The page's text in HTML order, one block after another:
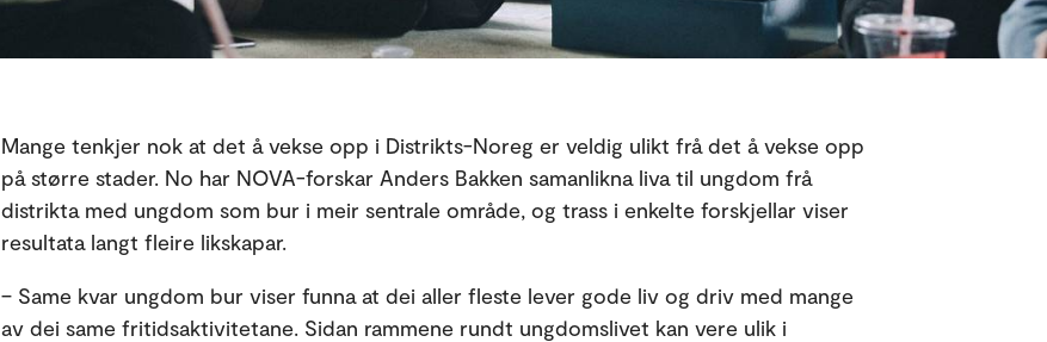
Mange tenkjer nok at det å vekse opp i Distrikts-Noreg er veldig ulikt frå det å vekse opp
på større stader. No har NOVA-forskar Anders Bakken samanlikna liva til ungdom frå
distrikta med ungdom som bur i meir sentrale område, og trass i enkelte forskjellar viser
resultata langt fleire likskapar.
– Same kvar ungdom bur viser funna at dei aller fleste lever gode liv og driv med mange
av dei same fritidsaktivitetane. Sidan rammene rundt ungdomslivet kan vere ulik i